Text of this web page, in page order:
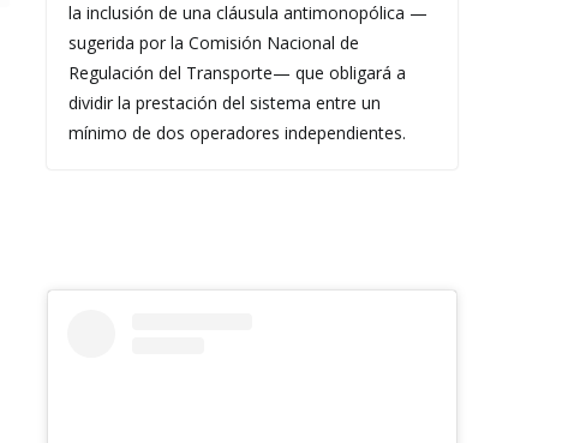
la inclusión de una cláusula antimonopólica —
sugerida por la Comisión Nacional de
Regulación del Transporte— que obligará a
dividir la prestación del sistema entre un
mínimo de dos operadores independientes.